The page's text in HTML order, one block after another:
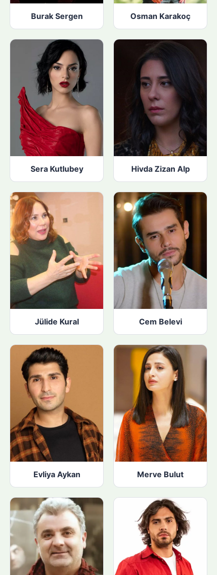
Burak Sergen Osman Karakoç
Sera Kutlubey Hivda Zizan Alp
Jülide Kural Cem Belevi
Evliya Aykan Merve Bulut